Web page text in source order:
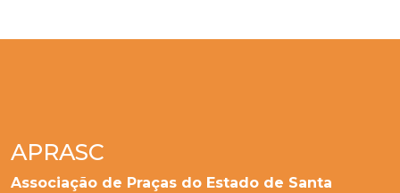
APRASC
Associação de Praças do Estado de Santa